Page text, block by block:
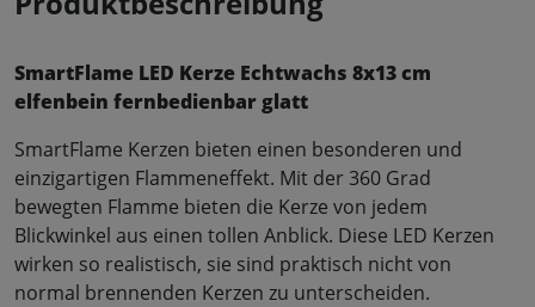
SmartFlame LED Kerze Echtwachs 8x13 cm
elfenbein fernbedienbar glatt
SmartFlame Kerzen bieten einen besonderen und
einzigartigen Flammeneffekt. Mit der 360 Grad
bewegten Flamme bieten die Kerze von jedem
Blickwinkel aus einen tollen Anblick. Diese LED Kerzen
wirken so realistisch, sie sind praktisch nicht von
normal brennenden Kerzen zu unterscheiden.